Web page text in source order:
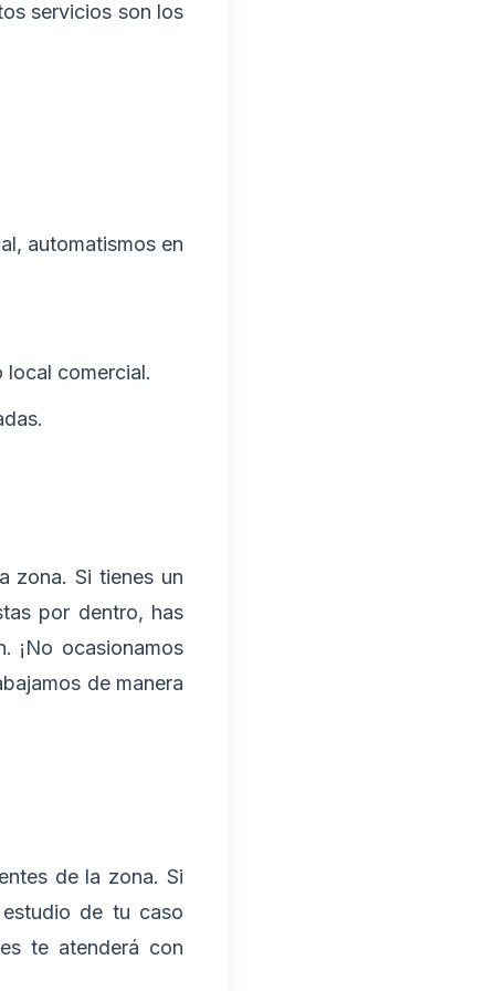
servicios son los
automatismos en
local comercial.
zona. Si tienes un
por dentro, has
¡No ocasionamos
de manera
de la zona. Si
de tu caso
te atenderá con